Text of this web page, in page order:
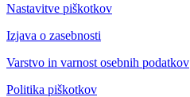
Nastavitve piškotkov
Izjava o zasebnosti
Varstvo in varnost osebnih podatkov
Politika piškotkov